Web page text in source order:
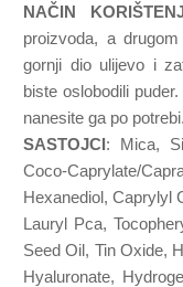
NAČIN
proizvoda, a
gornji dio ulijevo i
biste oslobodili
nanesite ga po potrebi.
SASTOJCI: Mica,
Coco-Caprylate/
Hexanediol, Caprylyl
Lauryl Pca,
Seed Oil, Tin Oxide,
Hyaluronate,